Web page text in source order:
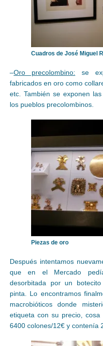
Cuadros de José Miguel
–Oro precolombino: se
fabricados en oro como
etc. También se exponen
los pueblos precolombinos.
Piezas de oro
Después intentamos
que en el Mercado
desorbitada por un
pinta. Lo encontramos
macrobióticos donde
etiqueta con su precio,
6400 colones/12€ y contenía